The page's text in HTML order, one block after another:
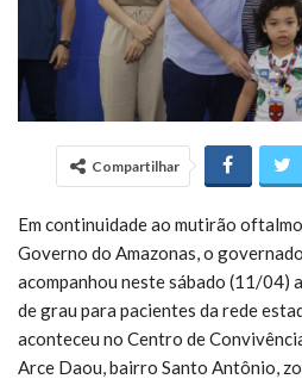
Compartilhar
Em continuidade ao mutirão
Governo do Amazonas, o
acompanhou neste sábado (11/04)
de grau para pacientes da rede
aconteceu no Centro de
Arce Daou, bairro Santo Antônio,